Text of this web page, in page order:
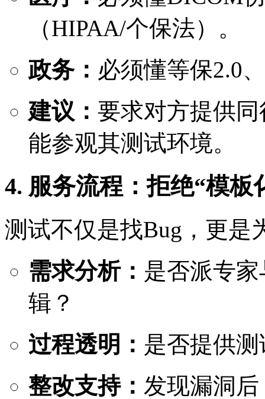
（HIPAA/个保法）。
政务： 必须懂等保2.0
建议： 要求对方提供
能参观其测试环境。
4. 服务流程：拒绝“模板
测试不仅是找Bug，更是
需求分析： 是否派专
辑？
过程透明： 是否提供
整改支持： 发现漏洞